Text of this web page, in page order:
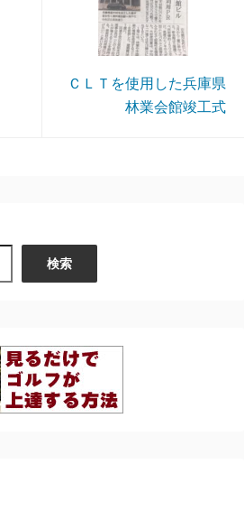
ＣＬＴを使用した兵庫県
林業会館竣工式
検索